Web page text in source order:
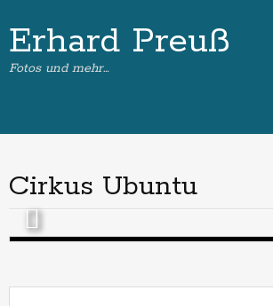
Erhard Preuß
Fotos und mehr…
Cirkus Ubuntu